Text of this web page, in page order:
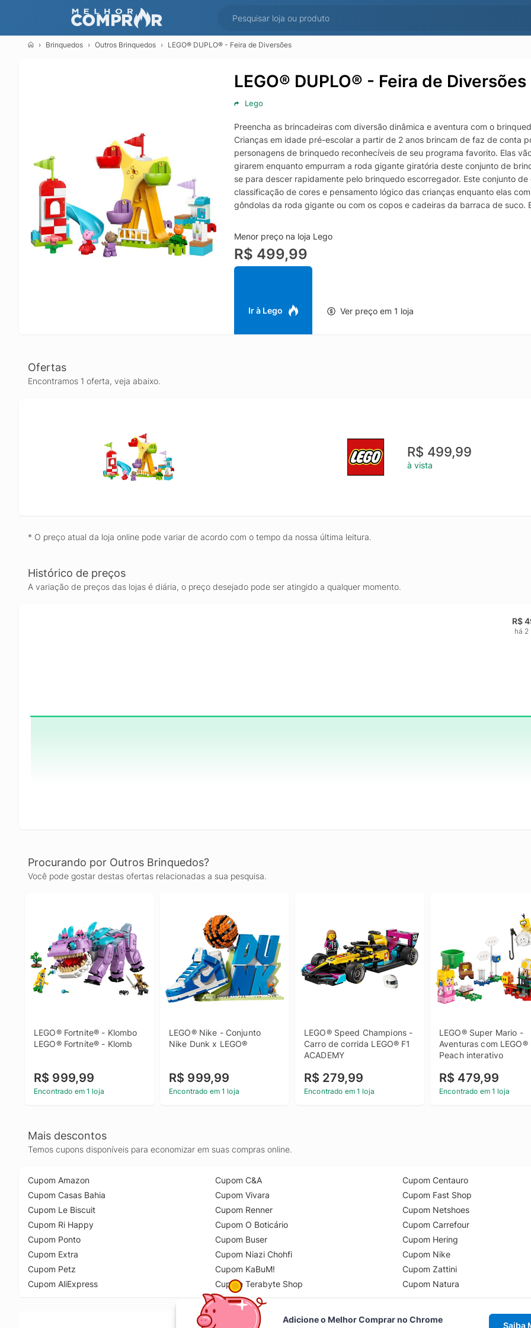
Brinquedos Outros Brinquedos LEGO® DUPLO® - Feira de Diversões
LEGO® DUPLO® - Feira de Diversões
Lego
Preencha as brincadeiras com diversão dinâmica e aventura com o
Crianças em idade pré-escolar a partir de 2 anos brincam de faz de conta
personagens de brinquedo reconhecíveis de seu programa favorito. Elas
girarem enquanto empurram a roda gigante giratória deste conjunto de
se para descer rapidamente pelo brinquedo escorregador. Este conjunto
classificação de cores e pensamento lógico das crianças enquanto elas
gôndolas da roda gigante ou com os copos e cadeiras da barraca de
os personagens dentro dos assentos do brinquedo. Este presente de alta
conversas sobre emoções em torno de experiências pela primeira vez. Ele
coisas novas, e elas aprenderão por meio de brincadeiras criativas que
para crianças O brinquedo LEGO® DUPLO® Peppa Pig Fun Fair para
brincando enquanto se divertem no carnaval com personagens de seu
de conta As crianças pequenas mandam os personagens descerem pelo
brinquedo de parque de diversões estimula o pensamento lógico, a
de 11 pol. (28 cm) de altura, 8 pol. (20 cm) de largura e 5,5 pol. (14 cm) de
Menor preço na loja Lego
R$ 499,99
Ir à Lego Ver preço em 1 loja
Ofertas
Encontramos 1 oferta, veja abaixo.
R$ 499,99
à vista
* O preço atual da loja online pode variar de acordo com o tempo da nossa última leitura.
Histórico de preços
A variação de preços das lojas é diária, o preço desejado pode ser atingido a qualquer momento.
R$
há 2
Procurando por Outros Brinquedos?
Você pode gostar destas ofertas relacionadas a sua pesquisa.
LEGO® Fortnite® - Klombo
LEGO® Fortnite® - Klomb
R$ 999,99
Encontrado em 1 loja
LEGO® Nike - Conjunto
Nike Dunk x LEGO®
R$ 999,99
Encontrado em 1 loja
LEGO® Speed Champions -
Carro de corrida LEGO® F1
ACADEMY
R$ 279,99
Encontrado em 1 loja
LEGO® Super Mario -
Aventuras com LEGO®
Peach interativo
R$ 479,99
Encontrado em 1 loja
Mais descontos
Temos cupons disponíveis para economizar em suas compras online.
Cupom Amazon
Cupom Casas Bahia
Cupom Le Biscuit
Cupom Ri Happy
Cupom Ponto
Cupom Extra
Cupom Petz
Cupom AliExpress
Cupom C&A
Cupom Vivara
Cupom Renner
Cupom O Boticário
Cupom Buser
Cupom Niazi Chohfi
Cupom KaBuM!
Cupom Terabyte Shop
Cupom Centauro
Cupom Fast Shop
Cupom Netshoes
Cupom Carrefour
Cupom Hering
Cupom Nike
Cupom Zattini
Cupom Natura
Adicione o Melhor Comprar no Chrome
Saiba